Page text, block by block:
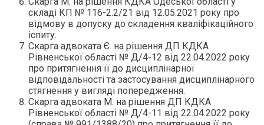
складі КП № 116-2.2/21 від 12.05.2021 року про
відмову в допуску до складення кваліфікаційного
іспиту.
Скарга адвоката Є. на рішення ДП КДКА
Рівненської області № Д/4-12 від 22.04.2022 року
про притягнення її до дисциплінарної
відповідальності та застосування дисциплінарного
стягнення у вигляді попередження.
Скарга адвоката М. на рішення ДП КДКА
Рівненської області № Д/4-11 від 22.04.2022 року